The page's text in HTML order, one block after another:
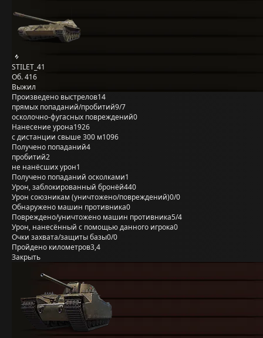
STILET_41
Об. 416
Выжил
Произведено выстрелов14
прямых попаданий/пробитий9/7
осколочно-фугасных повреждений0
Нанесение урона1926
с дистанции свыше 300 м1096
Получено попаданий4
пробитий2
не нанёсших урон1
Получено попаданий осколками1
Урон, заблокированный бронёй440
Урон союзникам (уничтожено/повреждений)0/0
Обнаружено машин противника0
Повреждено/уничтожено машин противника5/4
Урон, нанесённый с помощью данного игрока0
Очки захвата/защиты базы0/0
Пройдено километров3,4
Закрыть